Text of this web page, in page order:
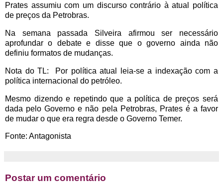
Prates assumiu com um discurso contrário à atual política
de preços da Petrobras.
Na semana passada Silveira afirmou ser necessário
aprofundar o debate e disse que o governo ainda não
definiu formatos de mudanças.
Nota doTL:
Por política atual leia-se a indexação com a
política internacional do petróleo.
Mesmo dizendo e repetindo que a política de preços será
dada pelo Governo e não pela Petrobras, Prates é a favor
de mudar o que era regra desde o Governo Temer.
Fonte: Antagonista
Postar um comentário